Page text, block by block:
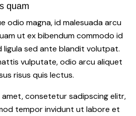
quam
odio magna, id malesuada arcu
ut ex bibendum commodo id
ligula sed ante blandit volutpat.
vulputate, odio arcu aliquet
risus quis lectus.
consetetur sadipscing elitr,
tempor invidunt ut labore et